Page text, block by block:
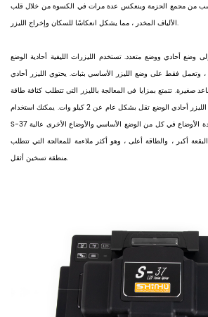
من مجمع الحزمة وينعكس عدة مرات في الكسوة من خلال قلب
الألياف المخدر ، مما يشكل انعكاسًا للسكان وإخراج الليزر.
وضع أحادي ووضع متعدد. تستخدم الليزرات الليفية أحادية الوضع
، وتعمل فقط على وضع الليزر الأساسي بثبات. يحتوي الليزر أحادي
صغيرة. تتمتع بمزايا في المعالجة بالليزر التي تتطلب كثافة طاقة
S-37 للوصل. توجد ليزرات الألياف متعددة الأوضاع في كل من الوضع الأساسي والأوضاع الأخرى عالية
أكبر ، والطاقة أعلى ، وهو أكثر ملاءمة للمعالجة التي تتطلب
منطقة تسخين أثقل.